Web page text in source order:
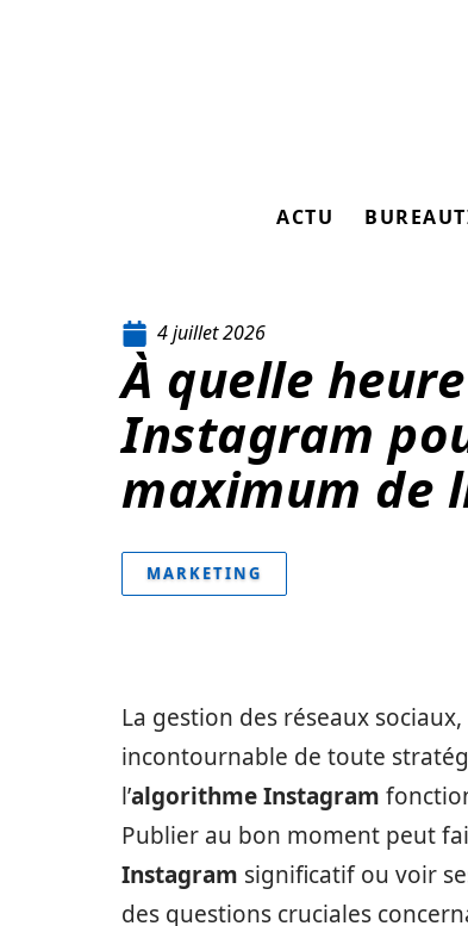
ACTU
4 juillet 2026
À quelle
Instagram
maximum de
MARKETING
La gestion des réseaux
incontournable de toute
l’algorithme Instagram
Publier au bon moment peut
Instagram significatif ou voir
des questions cruciales